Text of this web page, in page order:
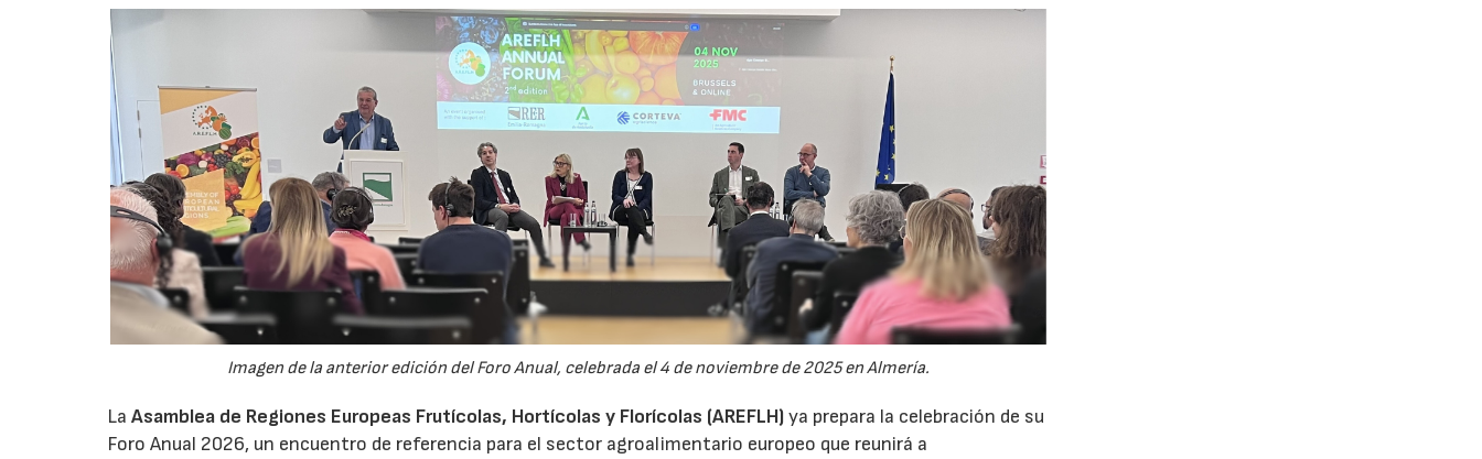
Imagen de la anterior edición del Foro Anual, celebrada el 4 de noviembre de 2025 en Almería.
LaAsamblea de Regiones Europeas Frutícolas, Hortícolas y Florícolas (AREFLH)ya prepara la celebración de su
Foro Anual 2026, un encuentro de referencia para el sector agroalimentario europeo que reunirá a